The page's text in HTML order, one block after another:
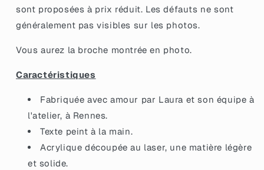
sont proposées à prix réduit. Les défauts ne sont
généralement pas visibles sur les photos.
Vous aurez la broche montrée en photo.
Caractéristiques
Fabriquée avec amour par Laura et son équipe à
l'atelier, à Rennes.
Texte peint à la main.
Acrylique découpée au laser, une matière légère
et solide.